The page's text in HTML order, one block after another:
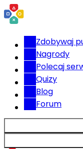
Zdobywaj
Nagrody
Polecaj
Quizy
Blog
Forum